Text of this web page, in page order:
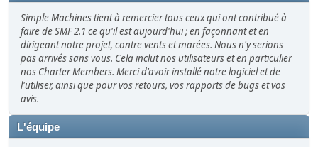
Simple Machines tient à remercier tous ceux qui ont contribué à
faire de SMF 2.1 ce qu'il est aujourd'hui ; en façonnant et en
dirigeant notre projet, contre vents et marées. Nous n'y serions
pas arrivés sans vous. Cela inclut nos utilisateurs et en particulier
nos Charter Members. Merci d'avoir installé notre logiciel et de
l'utiliser, ainsi que pour vos retours, vos rapports de bugs et vos
avis.
L'équipe